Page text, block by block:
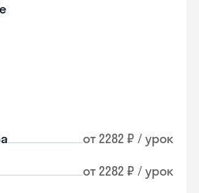
от 2282 ₽ / урок
от 2282 ₽ / урок